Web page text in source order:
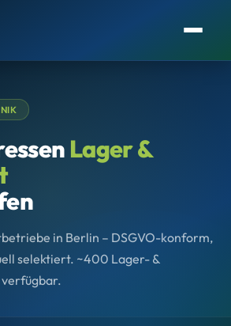
Lager &
in Berlin – DSGVO-konform,
selektiert. ~400 Lager- &